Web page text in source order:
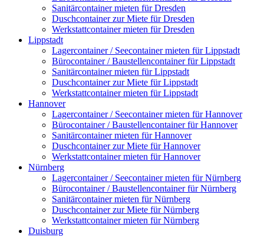
Sanitärcontainer mieten für Dresden
Duschcontainer zur Miete für Dresden
Werkstattcontainer mieten für Dresden
Lippstadt
Lagercontainer / Seecontainer mieten für Lippstadt
Bürocontainer / Baustellencontainer für Lippstadt
Sanitärcontainer mieten für Lippstadt
Duschcontainer zur Miete für Lippstadt
Werkstattcontainer mieten für Lippstadt
Hannover
Lagercontainer / Seecontainer mieten für Hannover
Bürocontainer / Baustellencontainer für Hannover
Sanitärcontainer mieten für Hannover
Duschcontainer zur Miete für Hannover
Werkstattcontainer mieten für Hannover
Nürnberg
Lagercontainer / Seecontainer mieten für Nürnberg
Bürocontainer / Baustellencontainer für Nürnberg
Sanitärcontainer mieten für Nürnberg
Duschcontainer zur Miete für Nürnberg
Werkstattcontainer mieten für Nürnberg
Duisburg